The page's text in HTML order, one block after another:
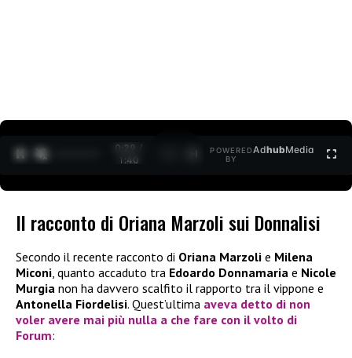
0:30 /
1:40
POWERED
BY
AdhubMedia
Il racconto di Oriana Marzoli sui Donnalisi
Secondo il recente racconto di Oriana Marzoli e Milena
Miconi, quanto accaduto tra Edoardo Donnamaria e Nicole
Murgia non ha davvero scalfito il rapporto tra il vippone e
Antonella Fiordelisi. Quest’ultima aveva detto di non
voler avere mai più nulla a che fare con il volto di
Forum: